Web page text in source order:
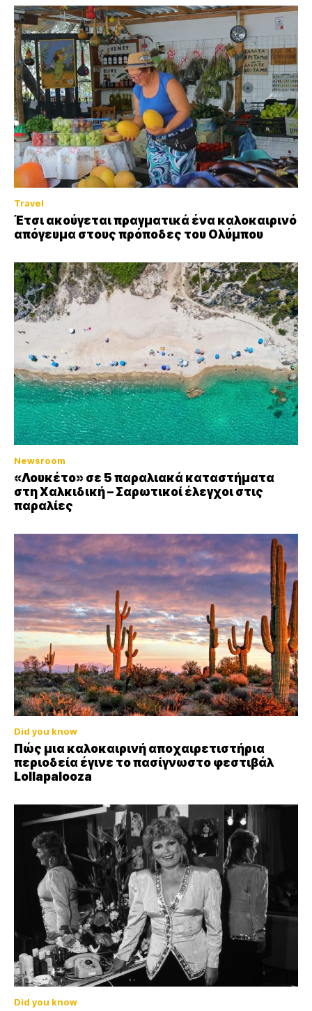
Travel
Έτσι ακούγεται πραγματικά ένα καλοκαιρινό
απόγευμα στους πρόποδες του Ολύμπου
Newsroom
«Λουκέτο» σε 5 παραλιακά καταστήματα
στη Χαλκιδική – Σαρωτικοί έλεγχοι στις
παραλίες
Did you know
Πώς μια καλοκαιρινή αποχαιρετιστήρια
περιοδεία έγινε το πασίγνωστο φεστιβάλ
Lollapalooza
Did you know